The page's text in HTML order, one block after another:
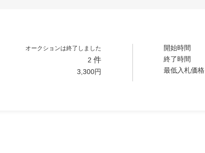
オークションは終了しました
2 件
3,300円
開始時間
終了時間
最低入札価格